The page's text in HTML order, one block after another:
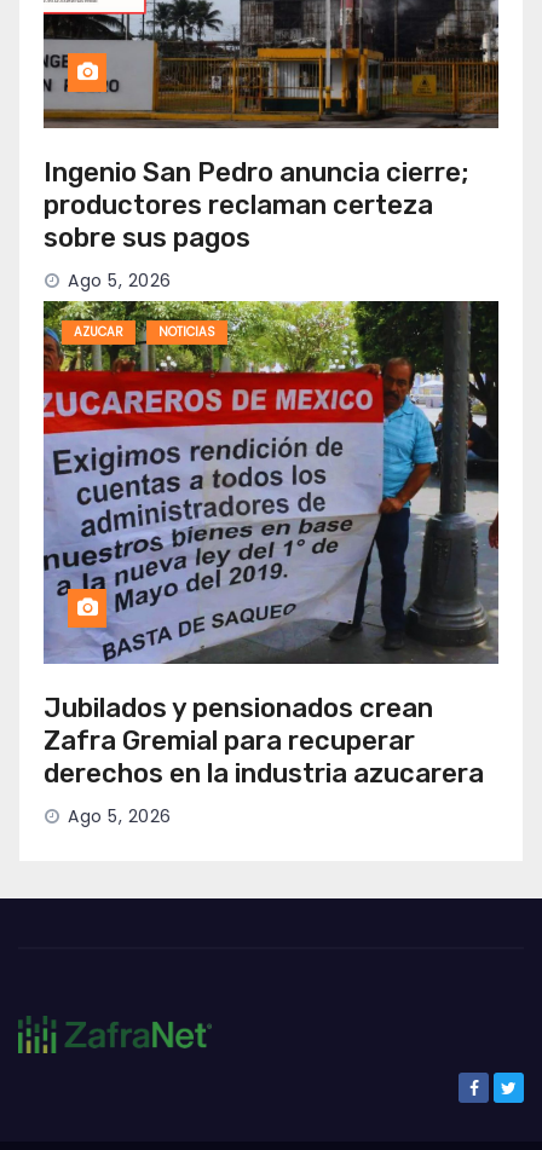
Ingenio San Pedro anuncia cierre;
productores reclaman certeza
sobre sus pagos
Ago 5, 2026
AZUCAR NOTICIAS
Jubilados y pensionados crean
Zafra Gremial para recuperar
derechos en la industria azucarera
Ago 5, 2026